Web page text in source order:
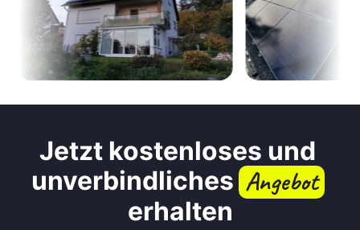
Jetzt kostenloses und
unverbindliches Angebot
erhalten